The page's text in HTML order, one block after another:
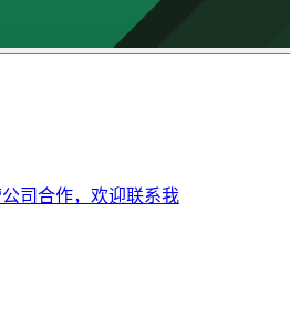
司合作，欢迎联系我